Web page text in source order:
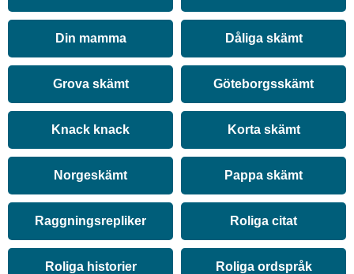
Din mamma Dåliga skämt
Grova skämt Göteborgsskämt
Knack knack Korta skämt
Norgeskämt Pappa skämt
Raggningsrepliker Roliga citat
Roliga historier Roliga ordspråk